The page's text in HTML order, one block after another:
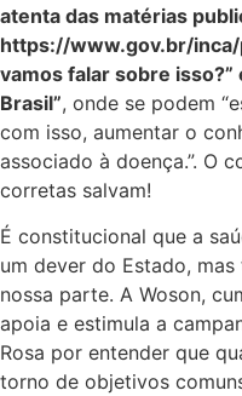
atenta das matérias
https://www.gov.br/
vamos falar sobre isso?”
Brasil”, onde se podem
com isso, aumentar o
associado à doença.”. O
corretas salvam!
É constitucional que a
um dever do Estado,
nossa parte. A Woson,
apoia e estimula a
Rosa por entender que
torno de objetivos